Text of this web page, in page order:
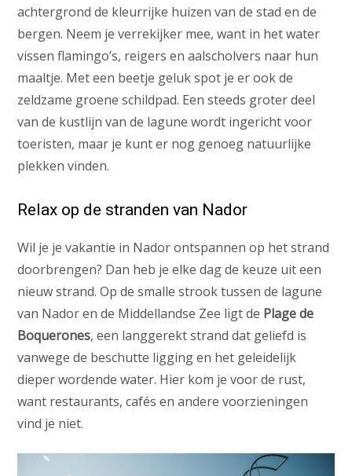
achtergrond de kleurrijke huizen van de stad en de
bergen. Neem je verrekijker mee, want in het water
vissen flamingo’s, reigers en aalscholvers naar hun
maaltje. Met een beetje geluk spot je er ook de
zeldzame groene schildpad. Een steeds groter deel
van de kustlijn van de lagune wordt ingericht voor
toeristen, maar je kunt er nog genoeg natuurlijke
plekken vinden.
Relax op de stranden van Nador
Wil je je vakantie in Nador ontspannen op het strand
doorbrengen? Dan heb je elke dag de keuze uit een
nieuw strand. Op de smalle strook tussen de lagune
van Nador en de Middellandse Zee ligt de Plage de
Boquerones, een langgerekt strand dat geliefd is
vanwege de beschutte ligging en het geleidelijk
dieper wordende water. Hier kom je voor de rust,
want restaurants, cafés en andere voorzieningen
vind je niet.